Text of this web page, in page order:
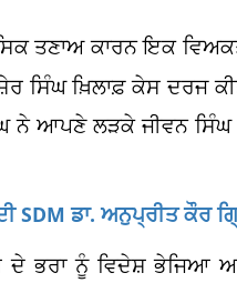
ਤਣਾਅ ਕਾਰਨ ਇਕ
ਸਿੰਘ ਖ਼ਿਲਾਫ਼ ਕੇਸ ਦਰਜ
ਨੇ ਆਪਣੇ ਲੜਕੇ ਜੀਵਨ
SDM ਡਾ. ਅਨੁਪ੍ਰੀਤ ਕੌਰ
ਭਰਾ ਨੂੰ ਵਿਦੇਸ਼ ਭੇਜਿਆ